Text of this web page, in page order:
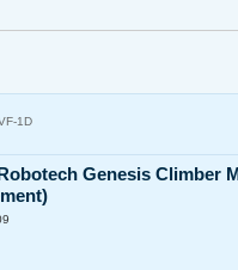
1D
Genesis Climber